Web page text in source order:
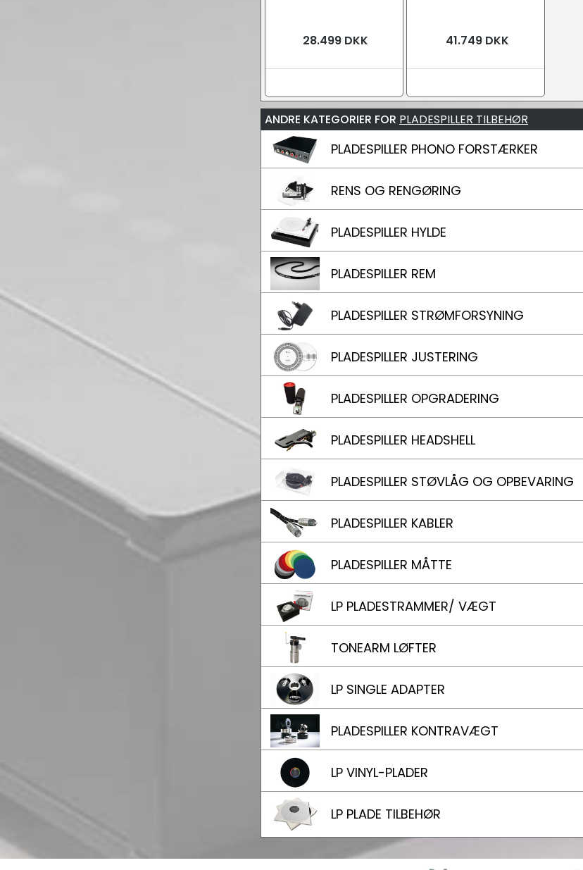
28.499 DKK 41.749 DKK
ANDRE KATEGORIER FOR PLADESPILLER TILBEHØR
PLADESPILLER PHONO FORSTÆRKER
RENS OG RENGØRING
PLADESPILLER HYLDE
PLADESPILLER REM
PLADESPILLER STRØMFORSYNING
PLADESPILLER JUSTERING
PLADESPILLER OPGRADERING
PLADESPILLER HEADSHELL
PLADESPILLER STØVLÅG OG OPBEVARING
PLADESPILLER KABLER
PLADESPILLER MÅTTE
LP PLADESTRAMMER/ VÆGT
TONEARM LØFTER
LP SINGLE ADAPTER
PLADESPILLER KONTRAVÆGT
LP VINYL-PLADER
LP PLADE TILBEHØR